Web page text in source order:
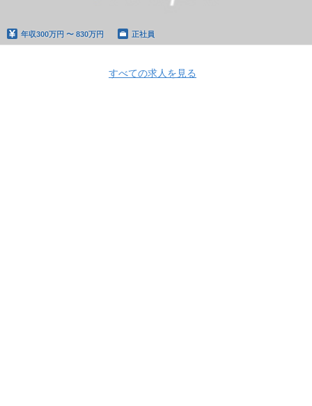
年収300万円 〜 830万円 正社員
すべての求人を見る